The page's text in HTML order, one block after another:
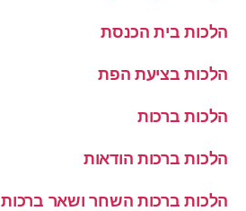
הלכות בית הכנסת
הלכות בציעת הפת
הלכות ברכות
הלכות ברכות הודאות
הלכות ברכות השחר ושאר ברכות